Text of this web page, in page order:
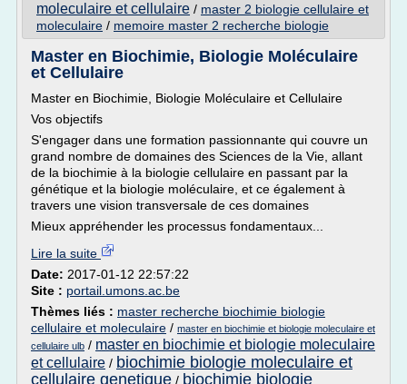
moleculaire et cellulaire / master 2 biologie cellulaire et
moleculaire / memoire master 2 recherche biologie
Master en Biochimie, Biologie Moléculaire
et Cellulaire
Master en Biochimie, Biologie Moléculaire et Cellulaire
Vos objectifs
S'engager dans une formation passionnante qui couvre un
grand nombre de domaines des Sciences de la Vie, allant
de la biochimie à la biologie cellulaire en passant par la
génétique et la biologie moléculaire, et ce également à
travers une vision transversale de ces domaines
Mieux appréhender les processus fondamentaux...
Lire la suite
Date: 2017-01-12 22:57:22
Site : portail.umons.ac.be
Thèmes liés : master recherche biochimie biologie
cellulaire et moleculaire / master en biochimie et biologie moleculaire et
cellulaire ulb / master en biochimie et biologie moleculaire
et cellulaire / biochimie biologie moleculaire et
cellulaire genetique / biochimie biologie